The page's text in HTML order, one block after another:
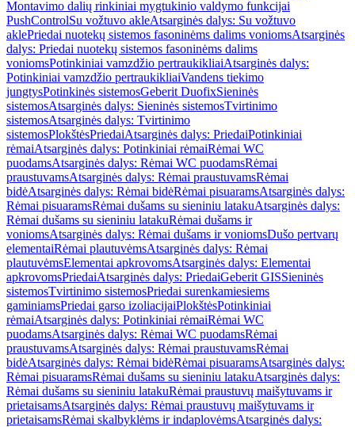
Montavimo dalių rinkiniai mygtukinio valdymo funkcijai
PushControlSu vožtuvo akleAtsarginės dalys: Su vožtuvo
aklePriedai nuotekų sistemos fasoninėms dalims voniomsAtsarginės
dalys: Priedai nuotekų sistemos fasoninėms dalims
voniomsPotinkiniai vamzdžio pertraukikliaiAtsarginės dalys:
Potinkiniai vamzdžio pertraukikliaiVandens tiekimo
jungtysPotinkinės sistemosGeberit DuofixSieninės
sistemosAtsarginės dalys: Sieninės sistemosTvirtinimo
sistemosAtsarginės dalys: Tvirtinimo
sistemosPlokštėsPriedaiAtsarginės dalys: PriedaiPotinkiniai
rėmaiAtsarginės dalys: Potinkiniai rėmaiRėmai WC
puodamsAtsarginės dalys: Rėmai WC puodamsRėmai
praustuvamsAtsarginės dalys: Rėmai praustuvamsRėmai
bidėAtsarginės dalys: Rėmai bidėRėmai pisuaramsAtsarginės dalys:
Rėmai pisuaramsRėmai dušams su sieniniu latakuAtsarginės dalys:
Rėmai dušams su sieniniu latakuRėmai dušams ir
voniomsAtsarginės dalys: Rėmai dušams ir voniomsDušo pertvarų
elementaiRėmai plautuvėmsAtsarginės dalys: Rėmai
plautuvėmsElementai apkrovomsAtsarginės dalys: Elementai
apkrovomsPriedaiAtsarginės dalys: PriedaiGeberit GISSieninės
sistemosTvirtinimo sistemosPriedai surenkamiesiems
gaminiamsPriedai garso izoliacijaiPlokštėsPotinkiniai
rėmaiAtsarginės dalys: Potinkiniai rėmaiRėmai WC
puodamsAtsarginės dalys: Rėmai WC puodamsRėmai
praustuvamsAtsarginės dalys: Rėmai praustuvamsRėmai
bidėAtsarginės dalys: Rėmai bidėRėmai pisuaramsAtsarginės dalys:
Rėmai pisuaramsRėmai dušams su sieniniu latakuAtsarginės dalys:
Rėmai dušams su sieniniu latakuRėmai praustuvų maišytuvams ir
prietaisamsAtsarginės dalys: Rėmai praustuvų maišytuvams ir
prietaisamsRėmai skalbyklėms ir indaplovėmsAtsarginės dalys: